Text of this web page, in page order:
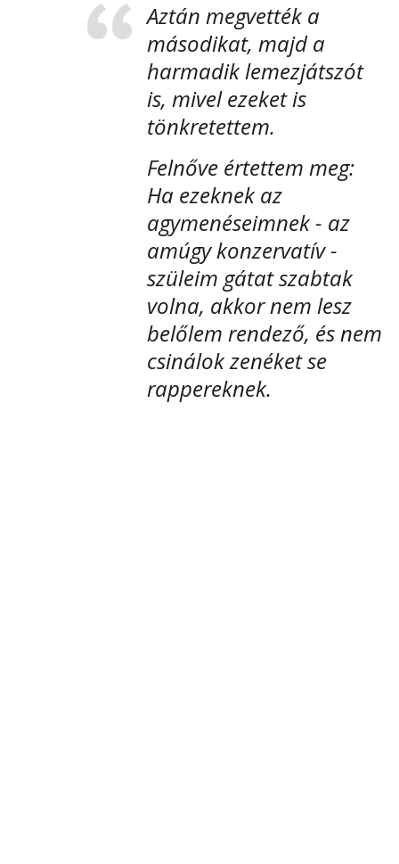
Aztán megvették a
másodikat, majd a
harmadik lemezjátszót
is, mivel ezeket is
tönkretettem.
Felnőve értettem meg:
Ha ezeknek az
agymenéseimnek - az
amúgy konzervatív -
szüleim gátat szabtak
volna, akkor nem lesz
belőlem rendező, és nem
csinálok zenéket se
rappereknek.